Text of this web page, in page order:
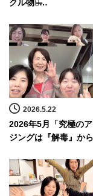
クル物質̶…
2026.5.22
2026年5月「究極の
ジングは『解毒』から